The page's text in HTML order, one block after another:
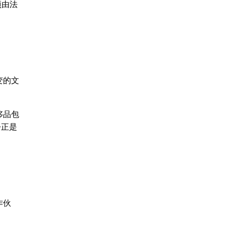
由法
的文
品包
是
伙